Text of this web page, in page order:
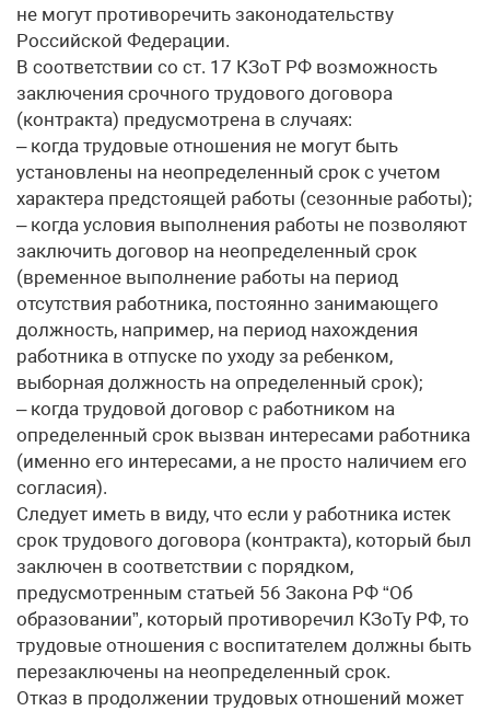
не могут противоречить законодательству
Российской Федерации.
В соответствии со ст. 17 КЗоТ РФ возможность
заключения срочного трудового договора
(контракта) предусмотрена в случаях:
– когда трудовые отношения не могут быть
установлены на неопределенный срок с учетом
характера предстоящей работы (сезонные работы);
– когда условия выполнения работы не позволяют
заключить договор на неопределенный срок
(временное выполнение работы на период
отсутствия работника, постоянно занимающего
должность, например, на период нахождения
работника в отпуске по уходу за ребенком,
выборная должность на определенный срок);
– когда трудовой договор с работником на
определенный срок вызван интересами работника
(именно его интересами, а не просто наличием его
согласия).
Следует иметь в виду, что если у работника истек
срок трудового договора (контракта), который был
заключен в соответствии с порядком,
предусмотренным статьей 56 Закона РФ “Об
образовании”, который противоречил КЗоТу РФ, то
трудовые отношения с воспитателем должны быть
перезаключены на неопределенный срок.
Отказ в продолжении трудовых отношений может